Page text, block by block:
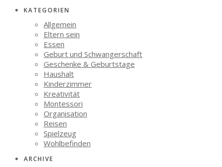
KATEGORIEN
Allgemein
Eltern sein
Essen
Geburt und Schwangerschaft
Geschenke & Geburtstage
Haushalt
Kinderzimmer
Kreativität
Montessori
Organisation
Reisen
Spielzeug
Wohlbefinden
ARCHIVE